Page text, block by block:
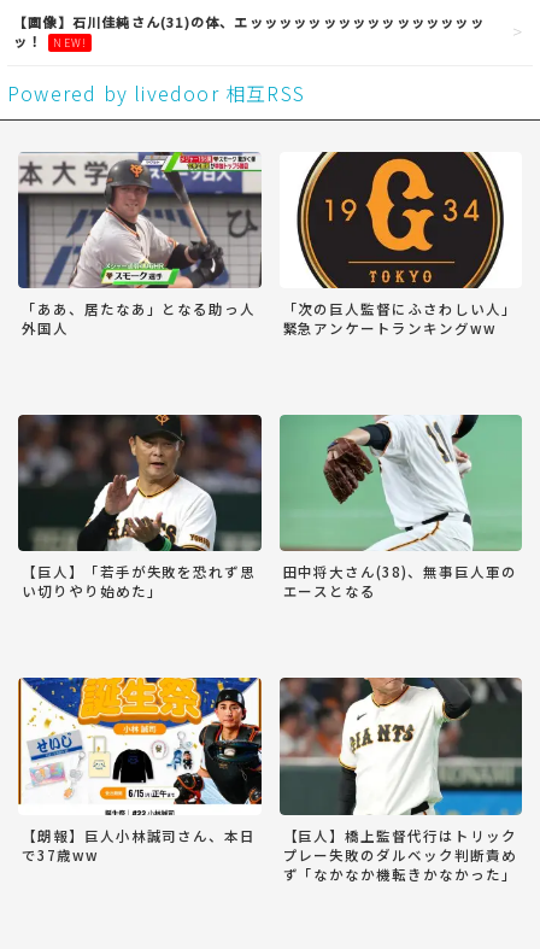
【画像】石川佳純さん(31)の体、エッッッッッッッッッッッッッッッッ
ッ！
NEW!
Powered by livedoor 相互RSS
「ああ、居たなあ」となる助っ人
外国人
「次の巨人監督にふさわしい人」
緊急アンケートランキングww
【巨人】「若手が失敗を恐れず思
い切りやり始めた」
田中将大さん(38)、無事巨人軍の
エースとなる
【朗報】巨人小林誠司さん、本日
で37歳ww
【巨人】橋上監督代行はトリック
プレー失敗のダルベック判断責め
ず「なかなか機転きかなかった」